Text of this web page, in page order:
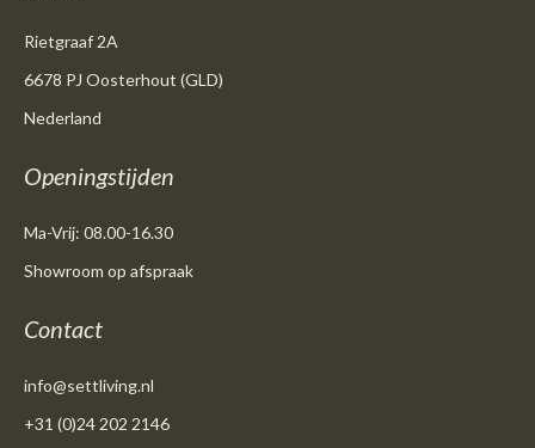
Rietgraaf 2A
6678 PJ Oosterhout (GLD)
Nederland
Openingstijden
Ma-Vrij: 08.00-16.30
Showroom op afspraak
Contact
info@settliving.nl
+31 (0)24 202 2146